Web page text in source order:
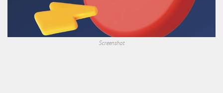
Screenshot